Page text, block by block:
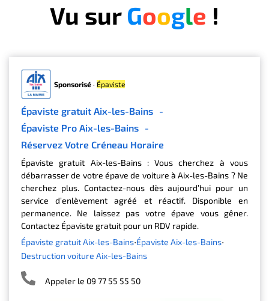
Vu surGoogle !
Sponsorisé · Épaviste
Épaviste gratuit Aix-les-Bains -
Épaviste Pro Aix-les-Bains -
Réservez Votre Créneau Horaire
Épaviste gratuit Aix-les-Bains : Vous cherchez à vous
débarrasser de votre épave de voiture à Aix-les-Bains ? Ne
cherchez plus. Contactez-nous dès aujourd’hui pour un
service d’enlèvement agréé et réactif. Disponible en
permanence. Ne laissez pas votre épave vous gêner.
Contactez Épaviste gratuit pour un RDV rapide.
Épaviste gratuit Aix-les-Bains
Épaviste Aix-les-Bains
Destruction voiture Aix-les-Bains
Appeler le 09 77 55 55 50